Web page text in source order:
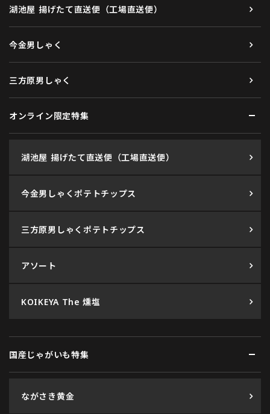
湖池屋 揚げたて直送便（工場直送便）
今金男しゃく
三方原男しゃく
オンライン限定特集
湖池屋 揚げたて直送便（工場直送便）
今金男しゃくポテトチップス
三方原男しゃくポテトチップス
アソート
KOIKEYA The 燻塩
国産じゃがいも特集
ながさき黄金